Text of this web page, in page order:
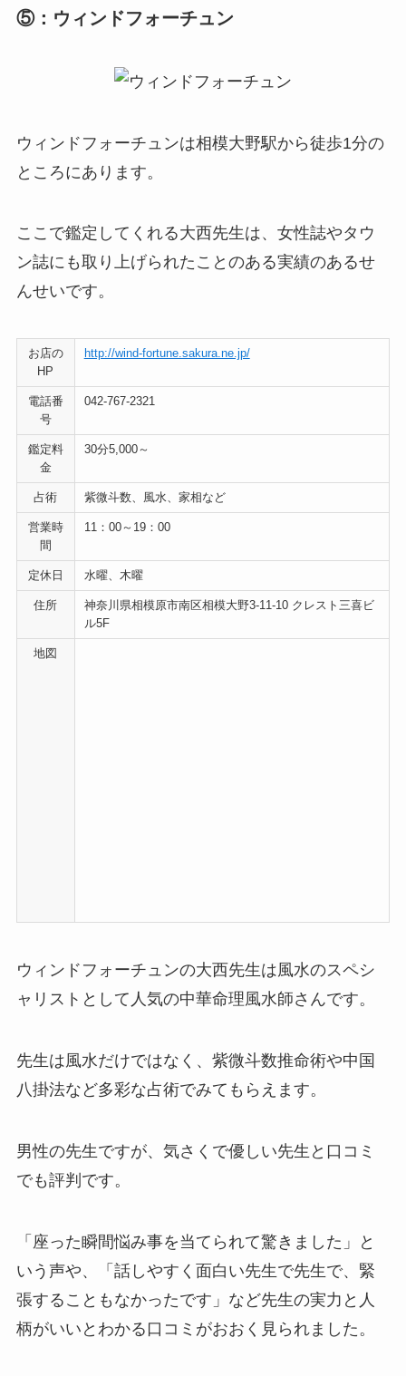
⑤：ウィンドフォーチュン
ウィンドフォーチュンは相模大野駅から徒歩1分の
ところにあります。
ここで鑑定してくれる大西先生は、女性誌やタウ
ン誌にも取り上げられたことのある実績のあるせ
んせいです。
お店の
HP
http://wind-fortune.sakura.ne.jp/
電話番
号
042-767-2321
鑑定料
金
30分5,000～
占術 紫微斗数、風水、家相など
営業時
間
11：00～19：00
定休日 水曜、木曜
住所
神奈川県相模原市南区相模大野3-11-10 クレスト三喜ビ
ル5F
地図
ウィンドフォーチュンの大西先生は風水のスペシ
ャリストとして人気の中華命理風水師さんです。
先生は風水だけではなく、紫微斗数推命術や中国
八掛法など多彩な占術でみてもらえます。
男性の先生ですが、気さくで優しい先生と口コミ
でも評判です。
「座った瞬間悩み事を当てられて驚きました」と
いう声や、「話しやすく面白い先生で先生で、緊
張することもなかったです」など先生の実力と人
柄がいいとわかる口コミがおおく見られました。